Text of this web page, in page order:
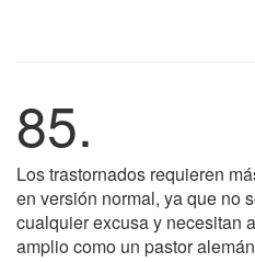
85.
Los trastornados requieren
en versión normal, ya que no
cualquier excusa y necesitan
amplio como un pastor